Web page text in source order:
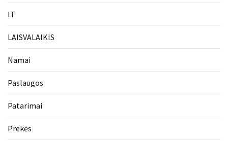
IT
LAISVALAIKIS
Namai
Paslaugos
Patarimai
Prekės